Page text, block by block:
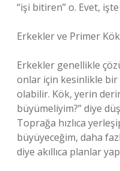
“işi bitiren” o. Evet,
Erkekler ve Primer
Erkekler genellikle
onlar için kesinlikle
olabilir. Kök, yerin
büyümeliyim?” diye
Toprağa hızlıca
büyüyeceğim, daha
diye akıllıca planlar